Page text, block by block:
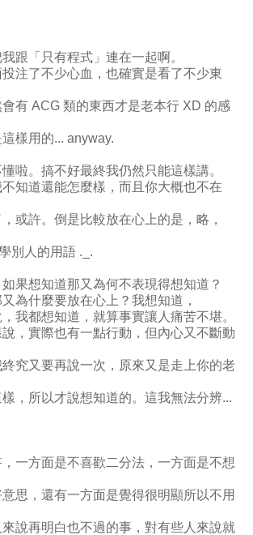
跟「只有程式」連在一起啊。
注了不少心血，也確實是看了不少東
有 ACG 類的東西才是老本行 XD 的感
樣用的... anyway.
啦。搞不好最終我仍然只能這樣講。
知道還能怎麼樣，而且你大概也不在
或許。倒是比較放在心上的是，略，
別人的用語 ._.
果想知道那又為何不表現得想知道？
為什麼要放在心上？我想知道，
我都想知道，就算事實讓人痛苦不堪。
，實際也有一點行動，但內心又不斷動
究又要再說一次，原來又是走上你的老
，所以才說想知道的。這我無法分辨...
一方面是不喜歡二分法，一方面是不想
思，還有一方面是覺得很明顯所以不用
說再明白也不過的事，對有些人來說就